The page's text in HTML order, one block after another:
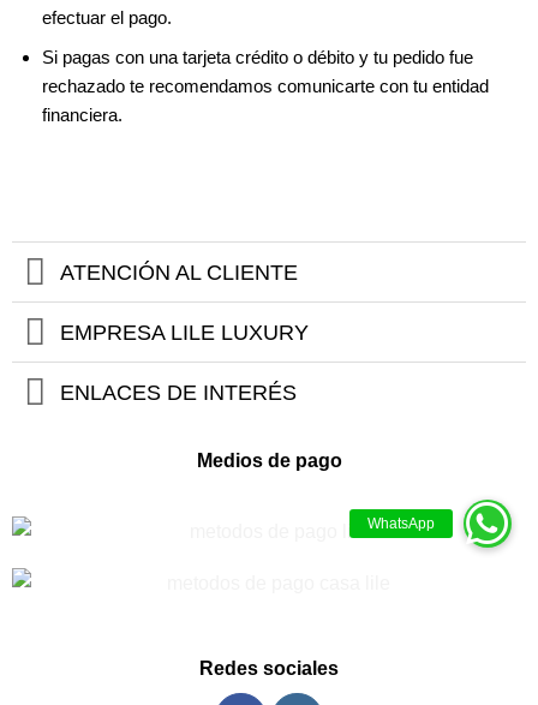
efectuar el pago.
Si pagas con una tarjeta crédito o débito y tu pedido fue
rechazado te recomendamos comunicarte con tu entidad
financiera.
ATENCIÓN AL CLIENTE
EMPRESA LILE LUXURY
ENLACES DE INTERÉS
Medios de pago
Redes sociales